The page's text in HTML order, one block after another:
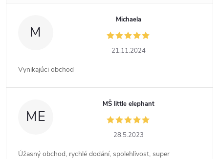
M
Michaela
21.11.2024
Vynikajúci obchod
ME
MŠ little elephant
28.5.2023
Úžasný obchod, rychlé dodání, spolehlivost, super